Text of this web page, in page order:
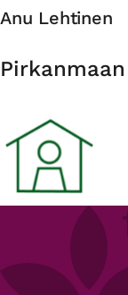
Anu Lehtinen
Organisaatio